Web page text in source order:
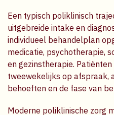
Een typisch poliklinisch
uitgebreide intake en
individueel behandelplan
medicatie, psychotherapie,
en gezinstherapie.
tweewekelijks op afspraak,
behoeften en de fase van
Moderne poliklinische zorg